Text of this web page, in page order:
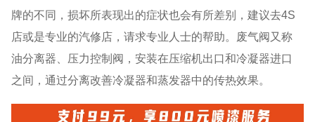
牌的不同，损坏所表现出的症状也会有所差别，建议去4S
店或是专业的汽修店，请求专业人士的帮助。废气阀又称
油分离器、压力控制阀，安装在压缩机出口和冷凝器进口
之间，通过分离改善冷凝器和蒸发器中的传热效果。